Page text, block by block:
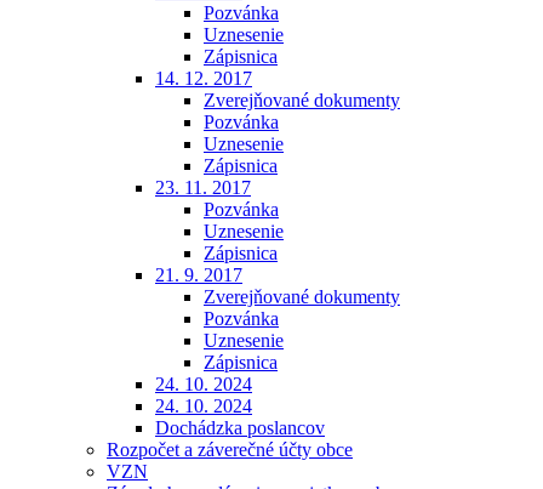
Pozvánka
Uznesenie
Zápisnica
14. 12. 2017
Zverejňované dokumenty
Pozvánka
Uznesenie
Zápisnica
23. 11. 2017
Pozvánka
Uznesenie
Zápisnica
21. 9. 2017
Zverejňované dokumenty
Pozvánka
Uznesenie
Zápisnica
24. 10. 2024
24. 10. 2024
Dochádzka poslancov
Rozpočet a záverečné účty obce
VZN